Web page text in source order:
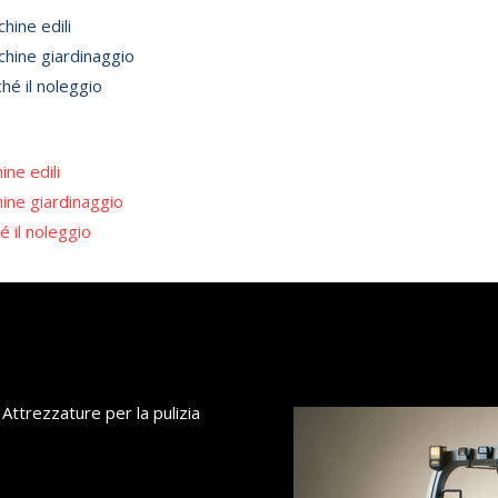
edili
giardinaggio
il noleggio
edili
giardinaggio
il noleggio
per la pulizia